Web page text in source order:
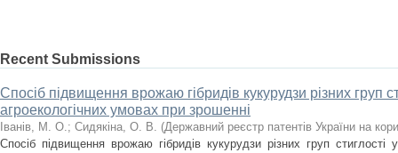
Recent Submissions
Спосіб підвищення врожаю гібридів кукурудзи різних груп
агроекологічних умовах при зрошенні
Іванів, М. О.; Сидякіна, О. В. (Державний реєстр патентів України на
Спосіб підвищення врожаю гібридів кукурудзи різних груп стиглості